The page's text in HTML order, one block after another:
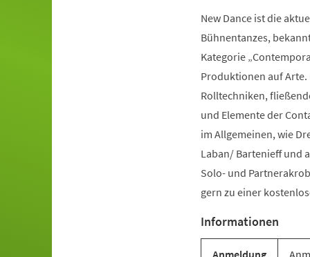
New Dance ist die
Bühnentanzes,
Kategorie
Produktionen auf Arte.
Rolltechniken,
und Elemente der
im Allgemeinen, wie
Laban/ Bartenieff und
Solo- und
gern zu einer
Informationen
Anmeldung